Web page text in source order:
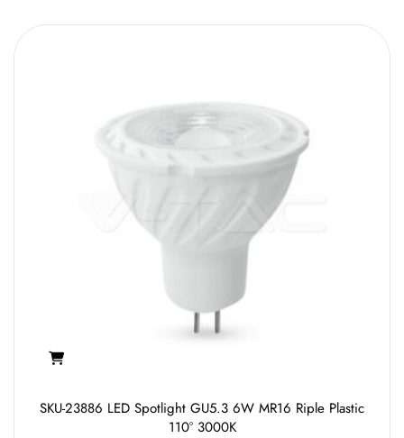
SKU-23886 LED Spotlight GU5.3 6W MR16 Riple Plastic
110° 3000K